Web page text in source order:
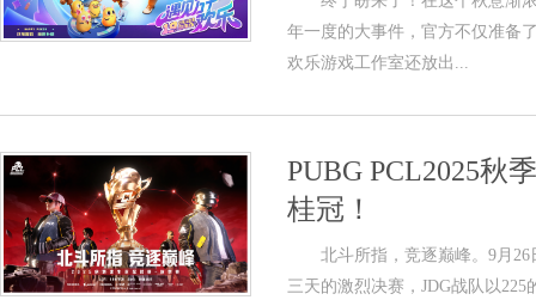
年一度的大事件，官方不仅准备
欢乐游戏工作室还放出...
PUBG PCL2025秋
桂冠！
北斗所指，竞逐巅峰。9月26
三天的激烈决赛，JDG战队以